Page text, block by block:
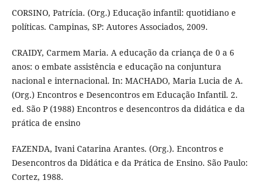
CORSINO, Patrícia. (Org.) Educação infantil: quotidiano e
políticas. Campinas, SP: Autores Associados, 2009.
CRAIDY, Carmem Maria. A educação da criança de 0 a 6
anos: o embate assistência e educação na conjuntura
nacional e internacional. In: MACHADO, Maria Lucia de A.
(Org.) Encontros e Desencontros em Educação Infantil. 2.
ed. São P (1988) Encontros e desencontros da didática e da
prática de ensino
FAZENDA, Ivani Catarina Arantes. (Org.). Encontros e
Desencontros da Didática e da Prática de Ensino. São Paulo:
Cortez, 1988.